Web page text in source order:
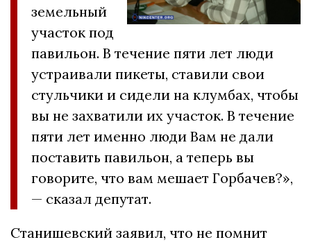
земельный
участок под
павильон. В течение пяти лет люди
устраивали пикеты, ставили свои
стульчики и сидели на клумбах, чтобы
вы не захватили их участок. В течение
пяти лет именно люди Вам не дали
поставить павильон, а теперь вы
говорите, что вам мешает Горбачев?»,
— сказал депутат.
Станишевский заявил, что не помнит